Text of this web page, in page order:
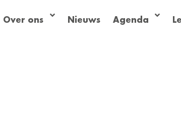
Over ons Nieuws Agenda